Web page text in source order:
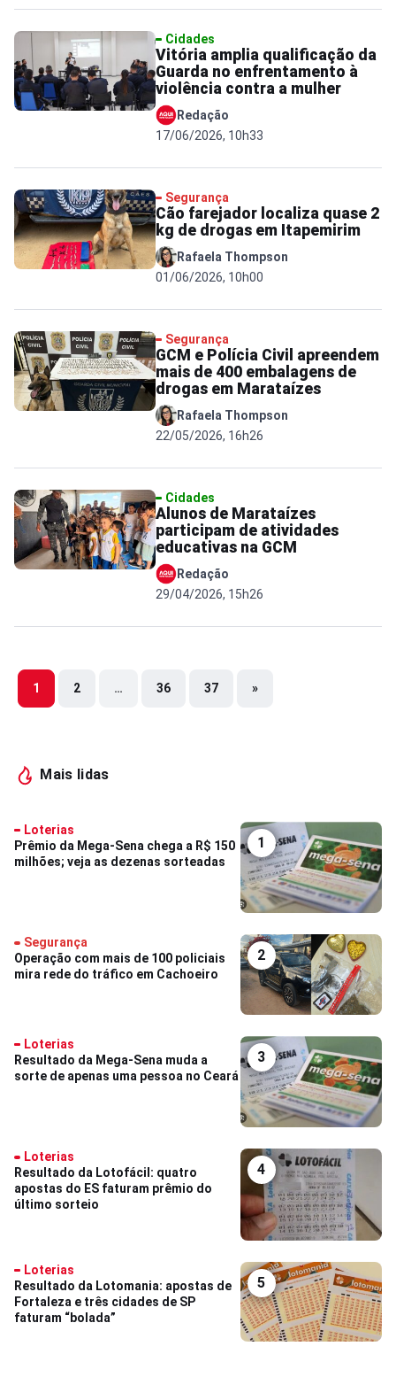
Cidades
Vitória amplia qualificação da
Guarda no enfrentamento à
violência contra a mulher
Redação
17/06/2026, 10h33
Segurança
Cão farejador localiza quase 2
kg de drogas em Itapemirim
Rafaela Thompson
01/06/2026, 10h00
Segurança
GCM e Polícia Civil apreendem
mais de 400 embalagens de
drogas em Marataízes
Rafaela Thompson
22/05/2026, 16h26
Cidades
Alunos de Marataízes
participam de atividades
educativas na GCM
Redação
29/04/2026, 15h26
Mais lidas
1
Loterias
Prêmio da Mega-Sena chega a R$ 150
milhões; veja as dezenas sorteadas
2
Segurança
Operação com mais de 100 policiais
mira rede do tráfico em Cachoeiro
3
Loterias
Resultado da Mega-Sena muda a
sorte de apenas uma pessoa no Ceará
4
Loterias
Resultado da Lotofácil: quatro
apostas do ES faturam prêmio do
último sorteio
5
Loterias
Resultado da Lotomania: apostas de
Fortaleza e três cidades de SP
faturam “bolada”
1 2 … 36 37 »